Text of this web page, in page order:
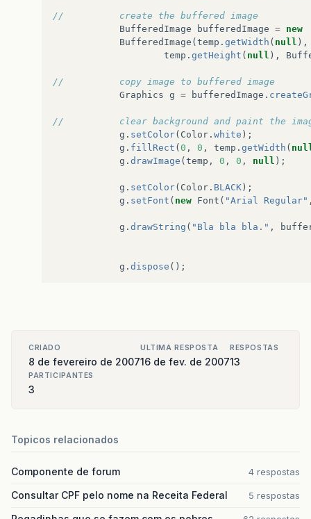
//			create the buffered image
BufferedImage
bufferedImage = new
BufferedImage ( temp . getWidth ( null ),
temp . getHeight ( null ),
//			copy image to buffered image
Graphics g = bufferedImage .
//			clear background and paint the
g . setColor( Color . white );
g . fillRect ( 0 , 0 , temp . getWidth (
g . drawImage ( temp , 0 , 0 , null );
g . setColor( Color . BLACK );
g . setFont ( new Font ( "Arial Regular"
g . drawString ( "Bla bla bla." ,
g . dispose ();
ConvolveOp cOp = new ConvolveOp
null );
JPEGImageEncoder encoder =
param. setQuality ( 1f , true
CRIADO
8 de fevereiro de 2007
ULTIMA RESPOSTA
16 de fev. de 2007
RESPOSTAS
13
PARTICIPANTES
3
Topicos relacionados
Componente de forum 4 respostas
Consultar CPF pelo nome na Receita Federal 5 respostas